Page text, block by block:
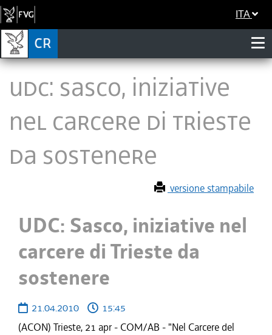
ITA
UDC: Sasco, iniziative
nel carcere di Trieste
da sostenere
versione stampabile
UDC: Sasco, iniziative nel
carcere di Trieste da
sostenere
21.04.2010
15:45
(ACON) Trieste, 21 apr - COM/AB - "Nel Carcere del